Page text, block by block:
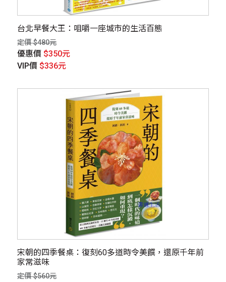
台北早餐大王：咀嚼一座城市的生活百態
定價 $480元
優惠價 $350元
VIP價 $336元
宋朝的四季餐桌：復刻60多道時令美饌，還原千年前
家常滋味
定價 $560元